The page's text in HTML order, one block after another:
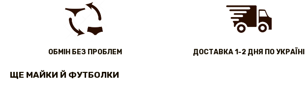
ОБМІН БЕЗ ПРОБЛЕМ ДОСТАВКА 1-2 ДНЯ ПО УКРАЇНІ
ЩЕ МАЙКИ Й ФУТБОЛКИ